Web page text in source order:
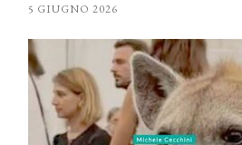
5 GIUGNO 2026